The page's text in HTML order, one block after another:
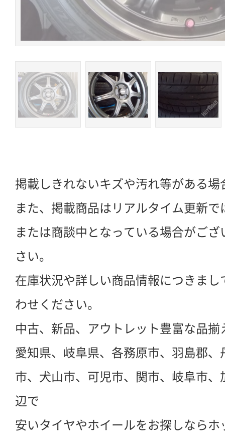
掲載しきれないキズや汚れ等がある場
また、掲載商品はリアルタイム更新
または商談中となっている場合がご
さい。
在庫状況や詳しい商品情報につきま
わせください。
中古、新品、アウトレット豊富な品揃
愛知県、岐阜県、各務原市、羽島郡
市、犬山市、可児市、関市、岐阜市
辺で
安いタイヤやホイールをお探しなら